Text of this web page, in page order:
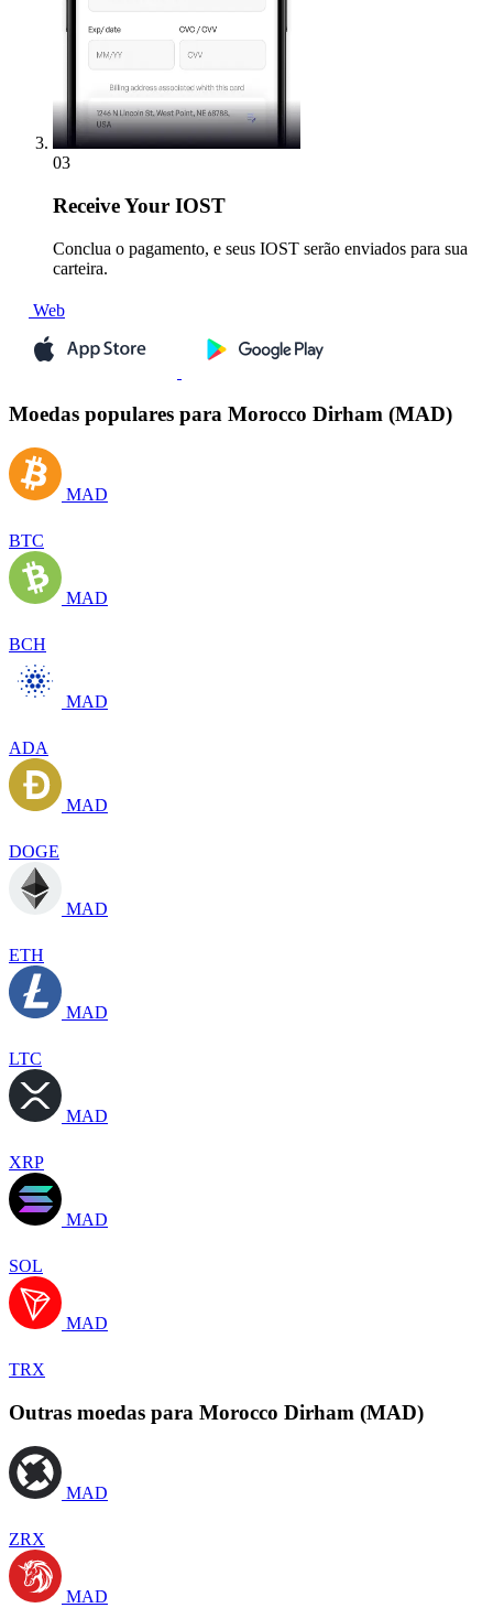
03
ReceiveYour IOST
Conclua o pagamento, e seus IOST serão enviados para sua
carteira.
Web
Moedas populares para Morocco Dirham (MAD)
MAD
BTC
MAD
BCH
MAD
ADA
MAD
DOGE
MAD
ETH
MAD
LTC
MAD
XRP
MAD
SOL
MAD
TRX
Outras moedas para Morocco Dirham (MAD)
MAD
ZRX
MAD